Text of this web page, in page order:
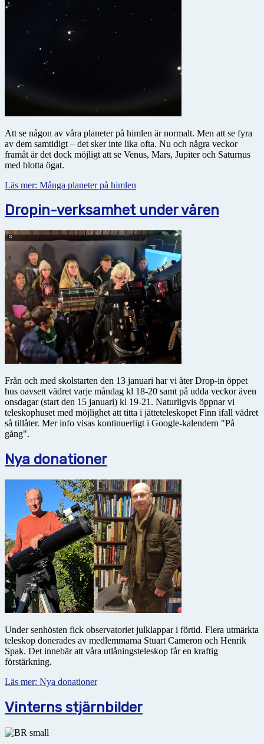
Att se någon av våra planeter på himlen är normalt. Men att se fyra
av dem samtidigt – det sker inte lika ofta. Nu och några veckor
framåt är det dock möjligt att se Venus, Mars, Jupiter och Saturnus
med blotta ögat.
Läs mer: Många planeter på himlen
Dropin-verksamhet under våren
Från och med skolstarten den 13 januari har vi åter Drop-in öppet
hus oavsett vädret varje måndag kl 18-20 samt på udda veckor även
onsdagar (start den 15 januari) kl 19-21. Naturligvis öppnar vi
teleskophuset med möjlighet att titta i jätteteleskopet Finn ifall vädret
så tillåter. Mer info visas kontinuerligt i Google-kalendern "På
gång".
Nya donationer
Under senhösten fick observatoriet julklappar i förtid. Flera utmärkta
teleskop donerades av medlemmarna Stuart Cameron och Henrik
Spak. Det innebär att våra utlåningsteleskop får en kraftig
förstärkning.
Läs mer: Nya donationer
Vinterns stjärnbilder